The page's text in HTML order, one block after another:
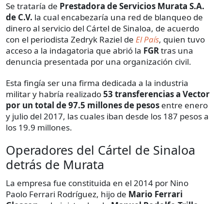
Se trataría de Prestadora de Servicios Murata S.A.
de C.V. la cual encabezaría una red de blanqueo de
dinero al servicio del Cártel de Sinaloa, de acuerdo
con el periodista Zedryk Raziel de El País, quien tuvo
acceso a la indagatoria que abrió la FGRtras una
denuncia presentada por una organización civil.
Esta fingía ser una firma dedicada a la industria
militar y habría realizado53 transferencias a Vector
por un total de 97.5 millones de pesos entre enero
y julio del 2017, las cuales iban desde los 187 pesos a
los 19.9 millones.
Operadores del Cártel de Sinaloa
detrás de Murata
La empresa fue constituida en el 2014 por Nino
Paolo Ferrari Rodríguez, hijo de Mario Ferrari